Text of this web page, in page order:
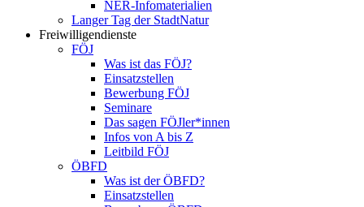
NER-Infomaterialien
Langer Tag der StadtNatur
Freiwilligendienste
FÖJ
Was ist das FÖJ?
Einsatzstellen
Bewerbung FÖJ
Seminare
Das sagen FÖJler*innen
Infos von A bis Z
Leitbild FÖJ
ÖBFD
Was ist der ÖBFD?
Einsatzstellen